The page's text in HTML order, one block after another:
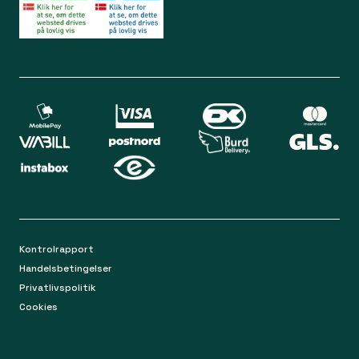
Mandag-torsdag 9.00 - 16.00
Kontakt os på mail
apoteket@apopro.dk
Spørgsmål og svar
Returnering
Bliv medlem
Din sikkerhed
Kontrolrapport
Handelsbetingelser
Privatlivspolitik
Cookies